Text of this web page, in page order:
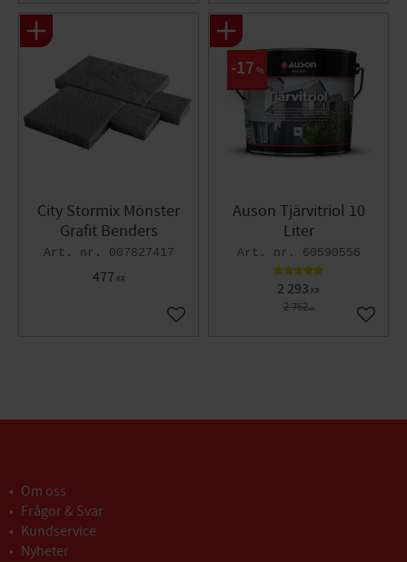
City Stormix Mönster
Grafit Benders
007827417
477 KR
Lägg till i favoriter
Auson Tjärvitriol 10
Liter
60590556
2 293 KR
2 752KR
17 %
Lägg
Om oss
Frågor & Svar
Kundservice
Nyheter